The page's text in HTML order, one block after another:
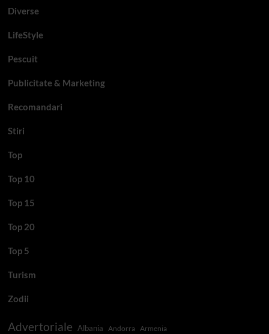
Diverse
LifeStyle
Pescuit
Publicitate & Marketing
Recomandari
Stiri
Top
Top 10
Top 15
Top 20
Top 5
Turism
Zodii
Advertoriale Albania Andorra Armenia